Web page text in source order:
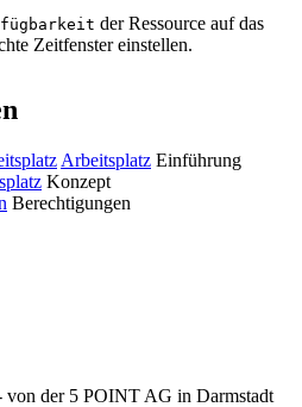
der Ressource auf das
Zeitfenster einstellen.
Arbeitsplatz Einführung
Konzept
Berechtigungen
von der 5 POINT AG in Darmstadt